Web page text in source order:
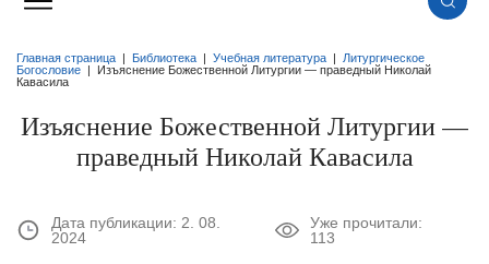
Главная страница Библиотека Учебная литература
Литургическое
Богословие
Изъяснение Божественной Литургии — праведный Николай
Кавасила
Изъяснение Божественной Литургии —
праведный Николай Кавасила
Дата публикации: 2. 08.
2024
Уже прочитали:
113